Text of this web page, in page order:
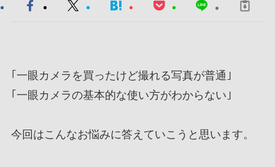
｢一眼カメラを買ったけど撮れる写真が普通｣
｢一眼カメラの基本的な使い方がわからない｣
今回はこんなお悩みに答えていこうと思います。